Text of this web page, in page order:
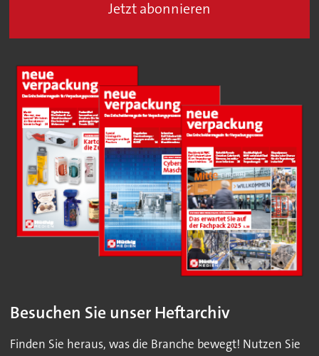
Jetzt abonnieren
Besuchen Sie unser Heftarchiv
Finden Sie heraus, was die Branche bewegt! Nutzen Sie